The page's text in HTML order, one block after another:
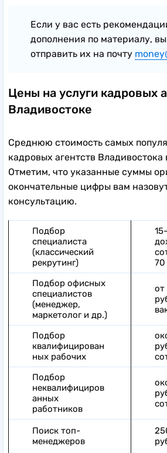
Если у вас есть
дополнения по материалу,
отправить их на почту
Цены на услуги кадровых
Владивостоке
Среднюю стоимость самых
кадровых агентств Владивостока
Отметим, что указанные суммы
окончательные цифры вам
консультацию.
Подбор
специалиста
(классический
рекрутинг)
70
Подбор офисных
специалистов
(менеджер,
маркетолог и др.)
от
Подбор
квалифицирован
ных рабочих
Подбор
неквалифициров
анных
работников
Поиск топ-
менеджеров